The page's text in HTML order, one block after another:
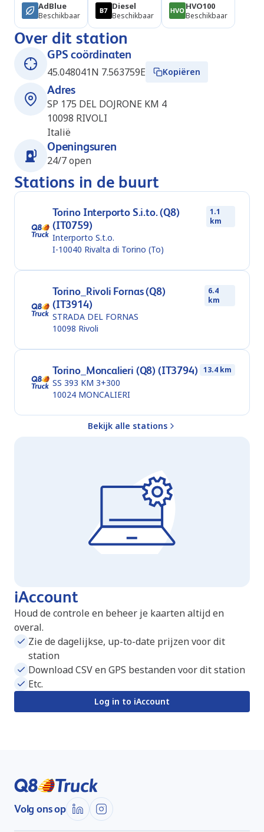
AdBlue
Beschikbaar
Diesel
Beschikbaar
HVO100
Beschikbaar
Over dit station
GPS coördinaten
45.048041N 7.563759E
Kopiëren
Adres
SP 175 DEL DOJRONE KM 4
10098 RIVOLI
Italië
Openingsuren
24/7 open
Stations in de buurt
Torino Interporto S.i.to. (Q8)
(IT0759)
1.1
km
Interporto S.t.o.
I-10040 Rivalta di Torino (To)
Torino_Rivoli Fornas (Q8)
(IT3914)
6.4
km
STRADA DEL FORNAS
10098 Rivoli
Torino_Moncalieri (Q8) (IT3794) 13.4 km
SS 393 KM 3+300
10024 MONCALIERI
Bekijk alle stations
iAccount
Houd de controle en beheer je kaarten altijd en
overal.
Zie de dagelijkse, up-to-date prijzen voor dit
station
Download CSV en GPS bestanden voor dit station
Etc.
Log in to iAccount
Volg ons op